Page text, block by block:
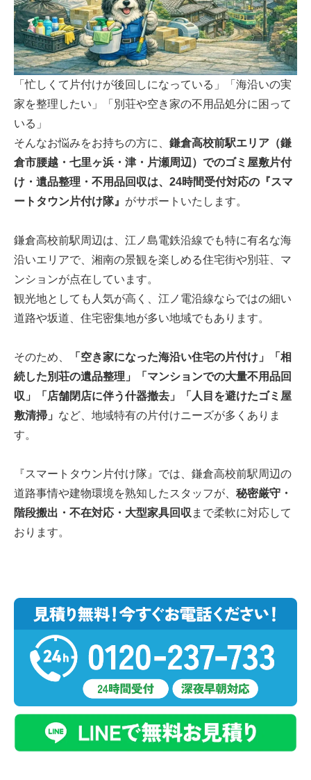
「忙しくて片付けが後回しになっている」「海沿いの実
家を整理したい」「別荘や空き家の不用品処分に困って
いる」
そんなお悩みをお持ちの方に、 鎌倉高校前駅エリア（鎌
倉市腰越・七里ヶ浜・津・片瀬周辺）でのゴミ屋敷片付
け・遺品整理・不用品回収は、24時間受付対応の『スマ
ートタウン片付け隊』 がサポートいたします。
鎌倉高校前駅周辺は、江ノ島電鉄沿線でも特に有名な海
沿いエリアで、湘南の景観を楽しめる住宅街や別荘、マ
ンションが点在しています。
観光地としても人気が高く、江ノ電沿線ならではの細い
道路や坂道、住宅密集地が多い地域でもあります。
そのため、
「空き家になった海沿い住宅の片付け」「相
続した別荘の遺品整理」「マンションでの大量不用品回
収」「店舗閉店に伴う什器撤去」「人目を避けたゴミ屋
敷清掃」 など、地域特有の片付けニーズが多くありま
す。
『スマートタウン片付け隊』では、鎌倉高校前駅周辺の
道路事情や建物環境を熟知したスタッフが、 秘密厳守・
階段搬出・不在対応・大型家具回収 まで柔軟に対応して
おります。